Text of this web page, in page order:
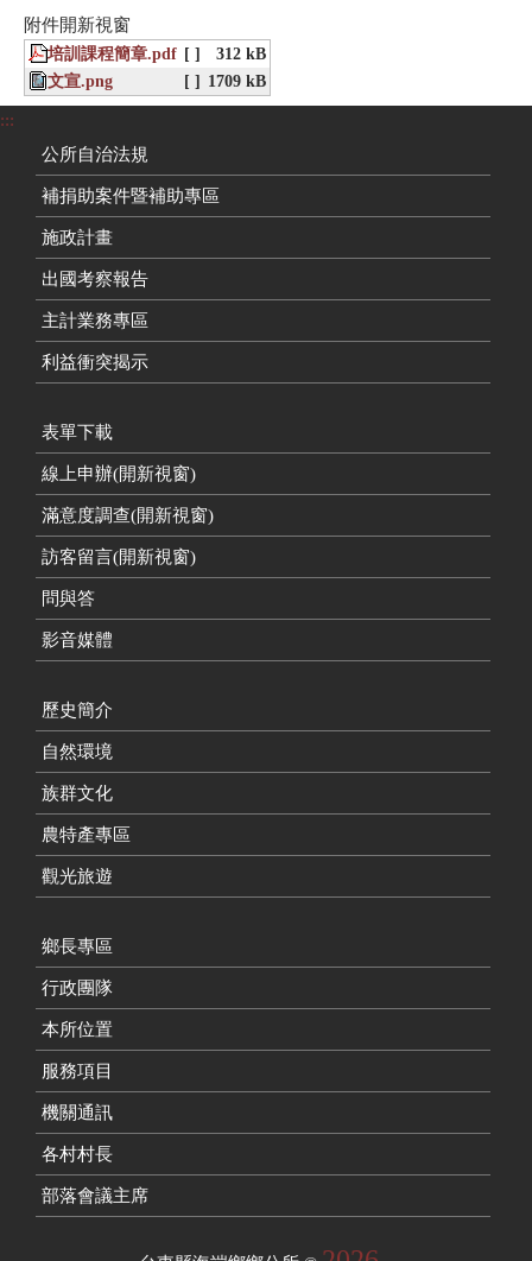
附件開新視窗
培訓課程簡章.pdf [ ]
312 kB
文宣.png
[ ] 1709 kB
:::
公所自治法規
補捐助案件暨補助專區
施政計畫
出國考察報告
主計業務專區
利益衝突揭示
表單下載
線上申辦(開新視窗)
滿意度調查(開新視窗)
訪客留言(開新視窗)
問與答
影音媒體
歷史簡介
自然環境
族群文化
農特產專區
觀光旅遊
鄉長專區
行政團隊
本所位置
服務項目
機關通訊
各村村長
部落會議主席